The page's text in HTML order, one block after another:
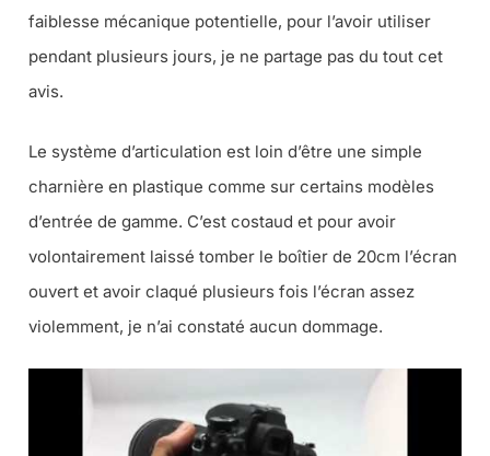
faiblesse mécanique potentielle, pour l’avoir utiliser
pendant plusieurs jours, je ne partage pas du tout cet
avis.
Le système d’articulation est loin d’être une simple
charnière en plastique comme sur certains modèles
d’entrée de gamme. C’est costaud et pour avoir
volontairement laissé tomber le boîtier de 20cm l’écran
ouvert et avoir claqué plusieurs fois l’écran assez
violemment, je n’ai constaté aucun dommage.